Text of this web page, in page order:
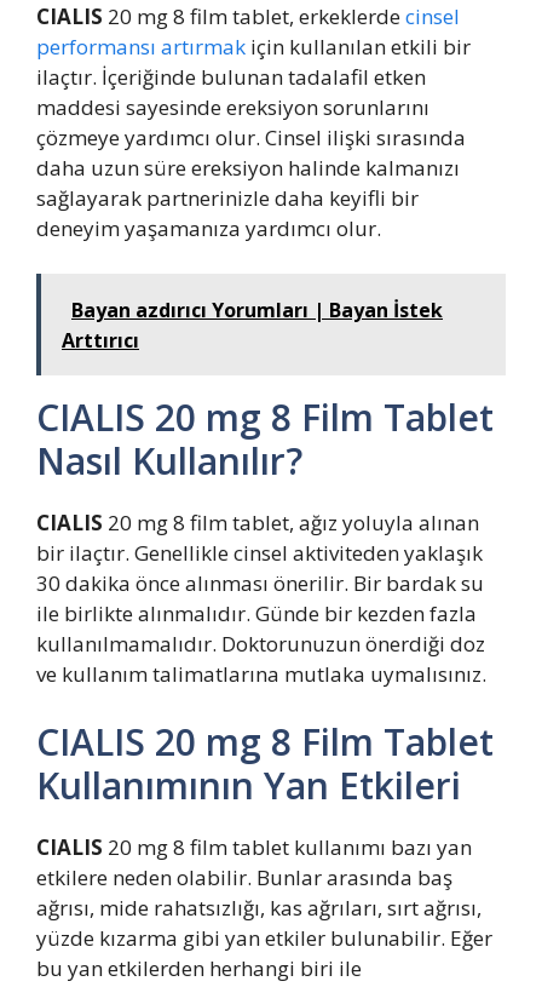
CIALIS 20 mg 8 film tablet, erkeklerdecinsel
performansı artırmak için kullanılan etkili bir
ilaçtır. İçeriğinde bulunan tadalafil etken
maddesi sayesinde ereksiyon sorunlarını
çözmeye yardımcı olur. Cinsel ilişki sırasında
daha uzun süre ereksiyon halinde kalmanızı
sağlayarak partnerinizle daha keyifli bir
deneyim yaşamanıza yardımcı olur.
Bayan azdırıcı Yorumları | Bayan İstek
Arttırıcı
CIALIS 20 mg 8 Film Tablet
Nasıl Kullanılır?
CIALIS 20 mg 8 film tablet, ağız yoluyla alınan
bir ilaçtır. Genellikle cinsel aktiviteden yaklaşık
30 dakika önce alınması önerilir. Bir bardak su
ile birlikte alınmalıdır. Günde bir kezden fazla
kullanılmamalıdır. Doktorunuzun önerdiği doz
ve kullanım talimatlarına mutlaka uymalısınız.
CIALIS 20 mg 8 Film Tablet
Kullanımının Yan Etkileri
CIALIS 20 mg 8 film tablet kullanımı bazı yan
etkilere neden olabilir. Bunlar arasında baş
ağrısı, mide rahatsızlığı, kas ağrıları, sırt ağrısı,
yüzde kızarma gibi yan etkiler bulunabilir. Eğer
bu yan etkilerden herhangi biri ile